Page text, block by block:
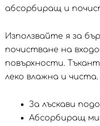
абсорбиращ и
Използвайте я за
почистване на
повърхности.
леко влажна и чиста.
За лъскави
Абсорбиращ